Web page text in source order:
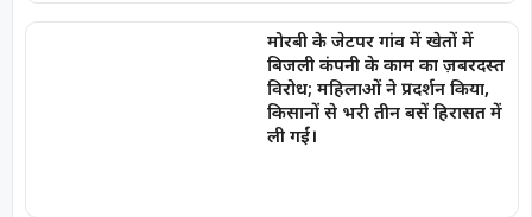
मोरबी के जेटपर गांव में खेतों में
बिजली कंपनी के काम का ज़बरदस्त
विरोध; महिलाओं ने प्रदर्शन किया,
किसानों से भरी तीन बसें हिरासत में
ली गईं।